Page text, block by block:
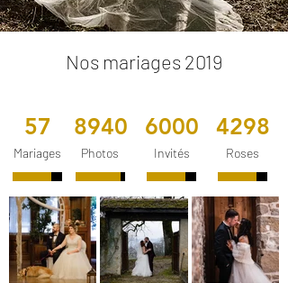
Nos mariages 2019
57
Mariages
8940
Photos
6000
Invités
4298
Roses